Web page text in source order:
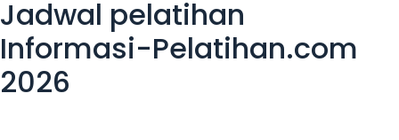
Jadwal pelatihan
Informasi-Pelatihan.com
2026